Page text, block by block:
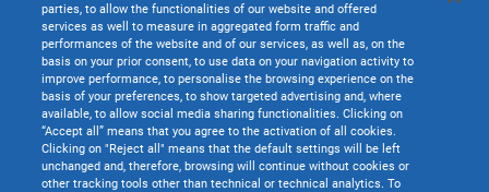
parties, to allow the functionalities of our website and offered
services as well to measure in aggregated form traffic and
performances of the website and of our services, as well as, on the
basis on your prior consent, to use data on your navigation activity to
improve performance, to personalise the browsing experience on the
basis of your preferences, to show targeted advertising and, where
available, to allow social media sharing functionalities. Clicking on
“Accept all” means that you agree to the activation of all cookies.
Clicking on "Reject all" means that the default settings will be left
unchanged and, therefore, browsing will continue without cookies or
other tracking tools other than technical or technical analytics. To